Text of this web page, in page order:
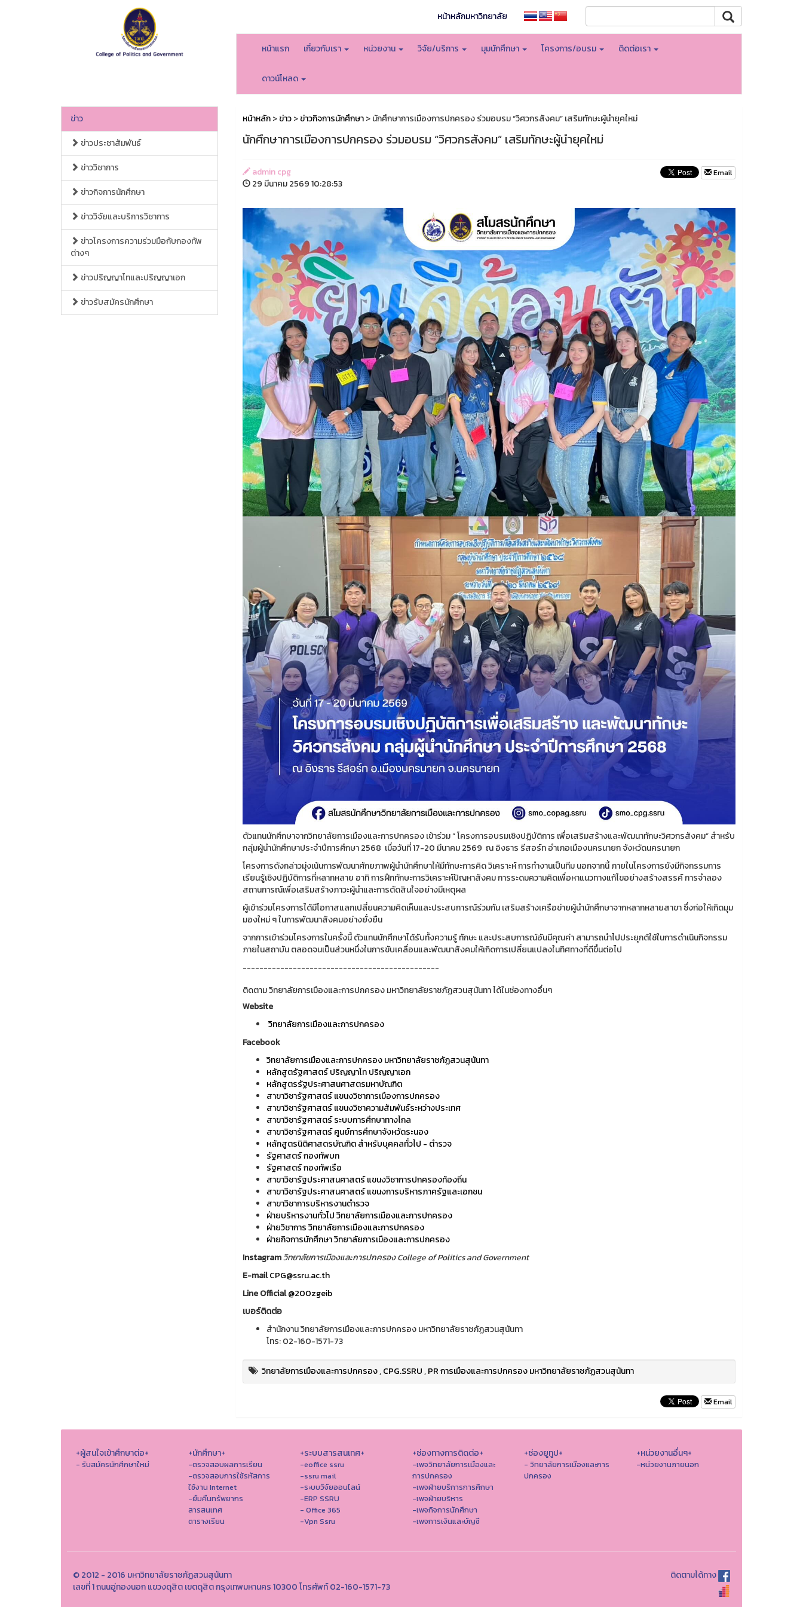
หน้าหลักมหาวิทยาลัย
หน้าแรก เกี่ยวกับเรา หน่วยงาน วิจัย/บริการ มุมนักศึกษา โครงการ/อบรม ติดต่อเรา
ดาวน์โหลด
ข่าว
ข่าวประชาสัมพันธ์
ข่าววิชาการ
ข่าวกิจการนักศึกษา
ข่าววิจัยและบริการวิชาการ
ข่าวโครงการความร่วมมือกับกองทัพ
ต่างๆ
ข่าวปริญญาโทและปริญญาเอก
ข่าวรับสมัครนักศึกษา
หน้าหลัก>ข่าว>ข่าวกิจการนักศึกษา> นักศึกษาการเมืองการปกครอง ร่วมอบรม “วิศวกรสังคม” เสริมทักษะผู้นำยุคใหม่
นักศึกษาการเมืองการปกครอง ร่วมอบรม “วิศวกรสังคม” เสริมทักษะผู้นำยุคใหม่
admin cpg
29 มีนาคม 2569 10:28:53
Email
ตัวแทนนักศึกษาจากวิทยาลัยการเมืองและการปกครอง เข้าร่วม “ โครงการอบรมเชิงปฏิบัติการ เพื่อเสริมสร้างและพัฒนาทักษะวิศวกรสังคม” สำหรับ
กลุ่มผู้นำนักศึกษาประจำปีการศึกษา 2568 เมื่อวันที่ 17-20 มีนาคม 2569 ณ อิงธาร รีสอร์ท อำเภอเมืองนครนายก จังหวัดนครนายก
โครงการดังกล่าวมุ่งเน้นการพัฒนาศักยภาพผู้นำนักศึกษาให้มีทักษะการคิด วิเคราะห์ การทำงานเป็นทีม นอกจากนี้ ภายในโครงการยังมีกิจกรรมการ
เรียนรู้เชิงปฏิบัติการที่หลากหลาย อาทิ การฝึกทักษะการวิเคราะห์ปัญหาสังคม การระดมความคิดเพื่อหาแนวทางแก้ไขอย่างสร้างสรรค์ การจำลอง
สถานการณ์เพื่อเสริมสร้างภาวะผู้นำและการตัดสินใจอย่างมีเหตุผล
ผู้เข้าร่วมโครงการได้มีโอกาสแลกเปลี่ยนความคิดเห็นและประสบการณ์ร่วมกัน เสริมสร้างเครือข่ายผู้นำนักศึกษาจากหลากหลายสาขา ซึ่งก่อให้เกิดมุม
มองใหม่ ๆ ในการพัฒนาสังคมอย่างยั่งยืน
จากการเข้าร่วมโครงการในครั้งนี้ ตัวแทนนักศึกษาได้รับทั้งความรู้ ทักษะ และประสบการณ์อันมีคุณค่า สามารถนำไปประยุกต์ใช้ในการดำเนินกิจกรรม
ภายในสถาบัน ตลอดจนเป็นส่วนหนึ่งในการขับเคลื่อนและพัฒนาสังคมให้เกิดการเปลี่ยนแปลงในทิศทางที่ดีขึ้นต่อไป
-----------------------------------------------
ติดตาม วิทยาลัยการเมืองและการปกครอง มหาวิทยาลัยราชภัฏสวนสุนันทา ได้ในช่องทางอื่นๆ
Website
วิทยาลัยการเมืองและการปกครอง
Facebook
วิทยาลัยการเมืองและการปกครอง มหาวิทยาลัยราชภัฏสวนสุนันทา
หลักสูตรัฐศาสตร์ ปริญญาโท ปริญญาเอก
หลักสูตรรัฐประศาสนศาสตรมหาบัณฑิต
สาขาวิชารัฐศาสตร์ แขนงวิชาการเมืองการปกครอง
สาขาวิชารัฐศาสตร์ แขนงวิชาความสัมพันธ์ระหว่างประเทศ
สาขาวิชารัฐศาสตร์ ระบบการศึกษาทางไกล
สาขาวิชารัฐศาสตร์ ศูนย์การศึกษาจังหวัดระนอง
หลักสูตรนิติศาสตรบัณฑิต สำหรับบุคคลทั่วไป - ตำรวจ
รัฐศาสตร์ กองทัพบก
รัฐศาสตร์ กองทัพเรือ
สาขาวิชารัฐประศาสนศาสตร์ แขนงวิชาการปกครองท้องถิ่น
สาขาวิชารัฐประศาสนศาสตร์ แขนงการบริหารภาครัฐและเอกชน
สาขาวิชาการบริหารงานตำรวจ
ฝ่ายบริหารงานทั่วไป วิทยาลัยการเมืองและการปกครอง
ฝ่ายวิชาการ วิทยาลัยการเมืองและการปกครอง
ฝ่ายกิจการนักศึกษา วิทยาลัยการเมืองและการปกครอง
Instagramวิทยาลัยการเมืองและการปกครอง College of Politics and Government
E-mailCPG@ssru.ac.th
Line Official@200zgeib
เบอร์ติดต่อ
สำนักงาน วิทยาลัยการเมืองและการปกครอง มหาวิทยาลัยราชภัฏสวนสุนันทา
โทร: 02-160-1571-73
วิทยาลัยการเมืองและการปกครอง,CPG.SSRU,PR การเมืองและการปกครอง มหาวิทยาลัยราชภัฏสวนสุนันทา
Email
+ผู้สนใจเข้าศึกษาต่อ+
- รับสมัครนักศึกษาใหม่
+นักศึกษา+
-ตรวจสอบผลการเรียน
-ตรวจสอบการใช้รหัสการ
ใช้งาน Internet
-ยืมคืนทรัพยากร
สารสนเทศ
ตารางเรียน
+ระบบสารสนเทศ+
-eoffice ssru
-ssru mail
-ระบบวิจัยออนไลน์
-ERP SSRU
- Office 365
-Vpn Ssru
+ช่องทางการติดต่อ+
-เพจวิทยาลัยการเมืองและ
การปกครอง
-เพจฝ่ายบริการการศึกษา
-เพจฝ่ายบริหาร
-เพจกิจการนักศึกษา
-เพจการเงินและบัญชี
+ช่องยูทูป+
- วิทยาลัยการเมืองและการ
ปกครอง
+หน่วยงานอื่นๆ+
-หน่วยงานภายนอก
© 2012 - 2016 มหาวิทยาลัยราชภัฏสวนสุนันทา
เลขที่ 1 ถนนอู่ทองนอก แขวงดุสิต เขตดุสิต กรุงเทพมหานคร 10300 โทรศัพท์ 02-160-1571-73
ติดตามได้ทาง